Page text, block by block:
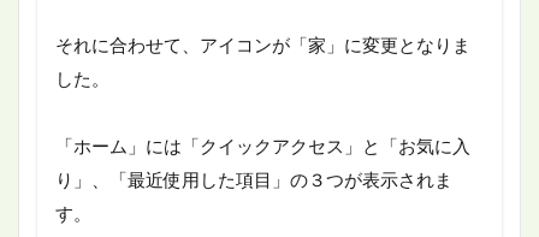
それに合わせて、アイコンが「家」に変更となりま
した。
「ホーム」には「クイックアクセス」と「お気に入
り」、「最近使用した項目」の３つが表示されま
す。